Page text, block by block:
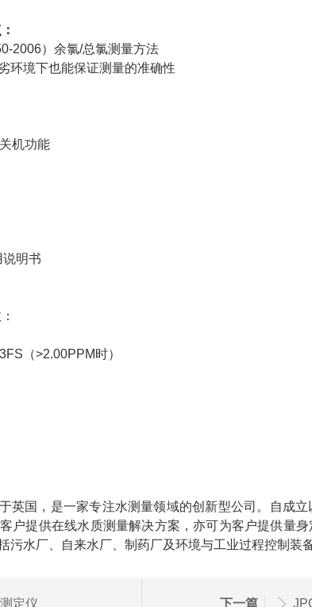
2006）余氯/总氯测量方法
环境下也能保证测量的准确性
机功能
明书
（>2.00PPM时）
英国，是一家专注水测量领域的创新型公司。自成立
户提供在线水质测量解决方案，亦可为客户提供量身
污水厂、自来水厂、制药厂及环境与工业过程控制装
定仪 下一篇